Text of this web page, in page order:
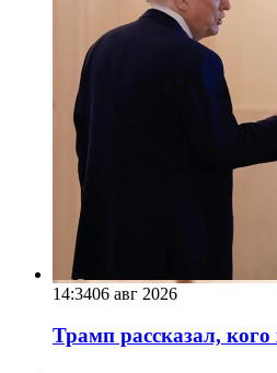
14:3406 авг 2026
Трамп рассказал,